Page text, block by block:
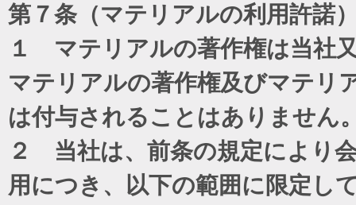
第７条（マテリアルの利用許諾
１ マテリアルの著作権は当社
マテリアルの著作権及びマテリ
は付与されることはありません
２ 当社は、前条の規定により
用につき、以下の範囲に限定し